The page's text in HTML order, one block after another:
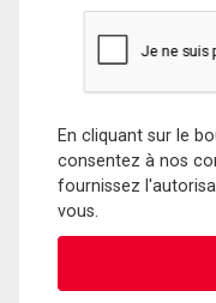
En cliquant sur le
consentez à nos
fournissez
vous.